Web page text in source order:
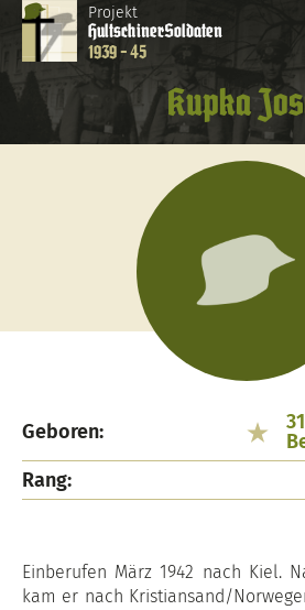
Projekt
HultschinerSoldaten
1939 - 45
Kupka
Geboren:
Rang:
Einberufen März 1942 nach Kiel.
kam er nach Kristiansand/